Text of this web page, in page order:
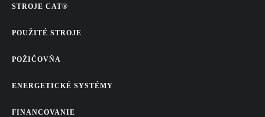
STROJE CAT®
POUŽITÉ STROJE
POŽIČOVŇA
ENERGETICKÉ SYSTÉMY
FINANCOVANIE